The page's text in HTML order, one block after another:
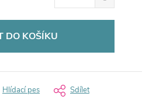
DO KOŠÍKU
Hlídací pes Sdílet